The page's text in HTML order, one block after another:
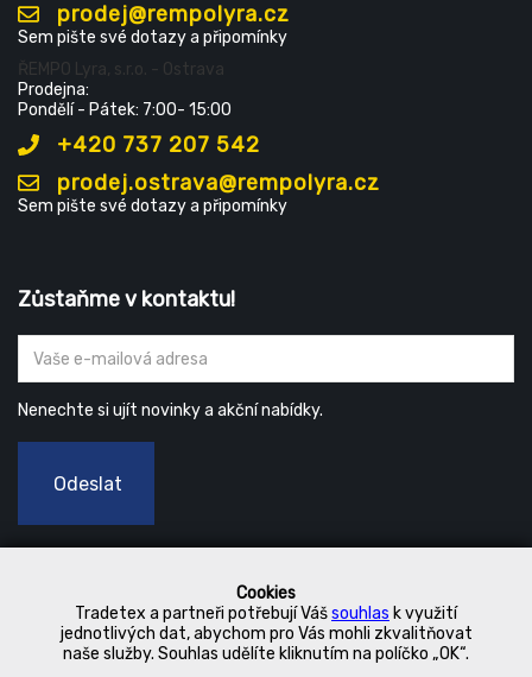
Cookies
Tradetex a partneři potřebují Vášsouhlas k využití
jednotlivých dat, abychom pro Vás mohli zkvalitňovat
naše služby. Souhlas udělíte kliknutím na políčko „OK“.
prodej@rempolyra.cz
Sem pište své dotazy a připomínky
ŘEMPO Lyra, s.r.o. - Ostrava
Prodejna:
Pondělí - Pátek: 7:00- 15:00
+420 737 207 542
prodej.ostrava@rempolyra.cz
Sem pište své dotazy a připomínky
Zůstaňme v kontaktu!
Nenechte si ujít novinky a akční nabídky.
Odeslat